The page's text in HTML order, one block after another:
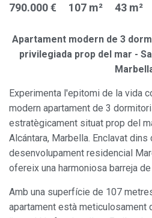
790.000 € 107 m² 43 m²
Apartament modern de 3
privilegiada prop del mar -
Experimenta l'epitomi de la vida
modern apartament de 3
estratègicament situat prop del
Alcántara, Marbella. Enclavat
desenvolupament residencial
ofereix una harmoniosa barreja
Amb una superfície de 107
apartament està meticulosament